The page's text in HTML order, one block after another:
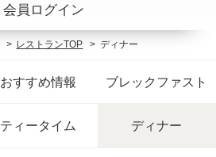
会員ログイン
レストランTOP ディナー
おすすめ情報 ブレックファスト
ティータイム ディナー